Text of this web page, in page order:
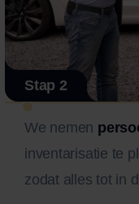
Stap 2
We nemen
inventarisatie te
zodat alles tot in